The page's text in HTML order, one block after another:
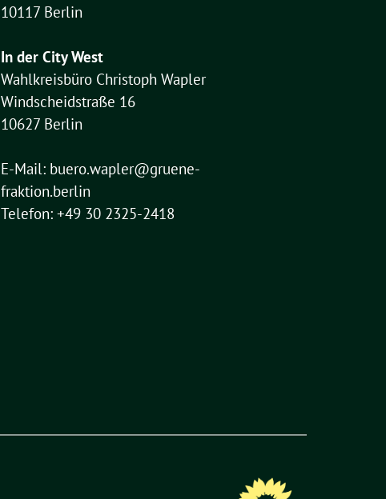
10117 Berlin
In der City West
Wahlkreisbüro Christoph Wapler
Windscheidstraße 16
10627 Berlin
E-Mail: buero.wapler@gruene-
fraktion.berlin
Telefon: +49 30 2325-2418